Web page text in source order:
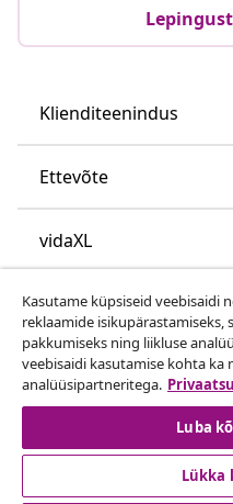
Klienditeenindus
Ettevõte
vidaXL
Vaata rohkem
© 2008-2026 vidaXL
Kasutame küpsiseid veebisaidi
reklaamide
pakkumiseks ning liikluse
veebisaidi kasutamise kohta ka
analüüsipartneritega.
Luba
Lükka